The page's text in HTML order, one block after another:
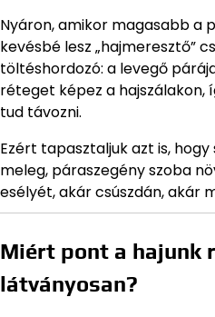
Nyáron, amikor magasabb a
kevésbé lesz „hajmeresztő”
töltéshordozó: a levegő
réteget képez a
tud távozni.
Ezért tapasztaljuk azt is,
meleg, páraszegény szoba
esélyét, akár csúszdán, akár
Miért pont a hajunk
látványosan?